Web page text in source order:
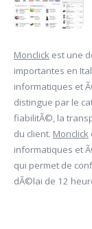
Monclick est une
importantes en
informatiques et
distingue par le
fiabilitÃ©, la
du client. Monclick
informatiques et
qui permet de
dÃ©lai de 12